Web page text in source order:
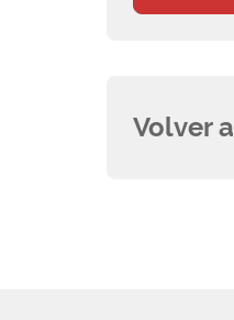
Volver